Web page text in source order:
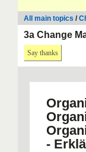
All main topics /
3a Change
Say thanks
-